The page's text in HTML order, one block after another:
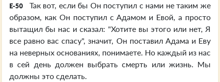
E-50
Так вот, если бы Он поступил с нами не таким же
образом, как Он поступил с Адамом и Евой, а просто
вытащил бы нас и сказал: "Хотите вы этого или нет, Я
все равно вас спасу", значит, Он поставил Адама и Еву
на неверных основаниях, понимаете. Но каждый из нас
в сей день должен выбрать смерть или жизнь. Мы
должны это сделать.